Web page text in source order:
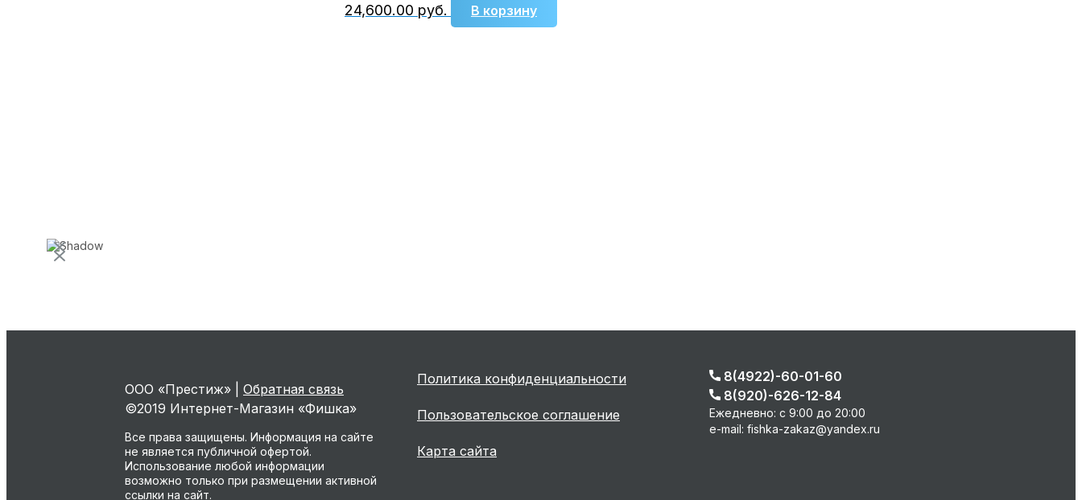
24,600.00 руб. В корзину
ООО «Престиж» | Обратная связь
©2019 Интернет-Магазин «Фишка»
Все права защищены. Информация на сайте
не является публичной офертой.
Использование любой информации
возможно только при размещении активной
ссылки на сайт.
Политика конфиденциальности
Пользовательское соглашение
Карта сайта
8(4922)-60-01-60
8(920)-626-12-84
Ежедневно: с 9:00 до 20:00
e-mail: fishka-zakaz@yandex.ru